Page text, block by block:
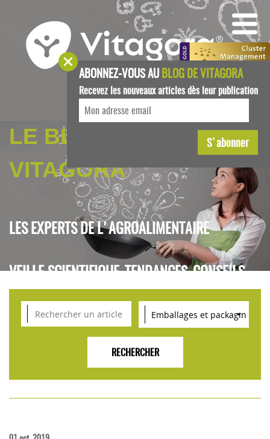
LE BLOG DE
VITAGORA
LES EXPERTS DE L'AGROALIMENTAIRE
VEILLE SCIENTIFIQUE, TENDANCES, CONSEILS
POUR L'INNOVATION AGROALIMENTAIRE
ABONNEZ-VOUS AUBLOG DE VITAGORA
Recevez les nouveaux articles dès leur publication